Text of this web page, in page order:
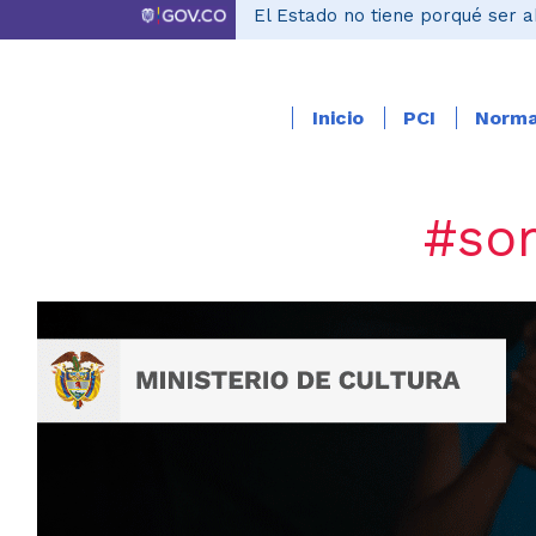
El Estado no tiene porqué ser
Inicio PCI
​#